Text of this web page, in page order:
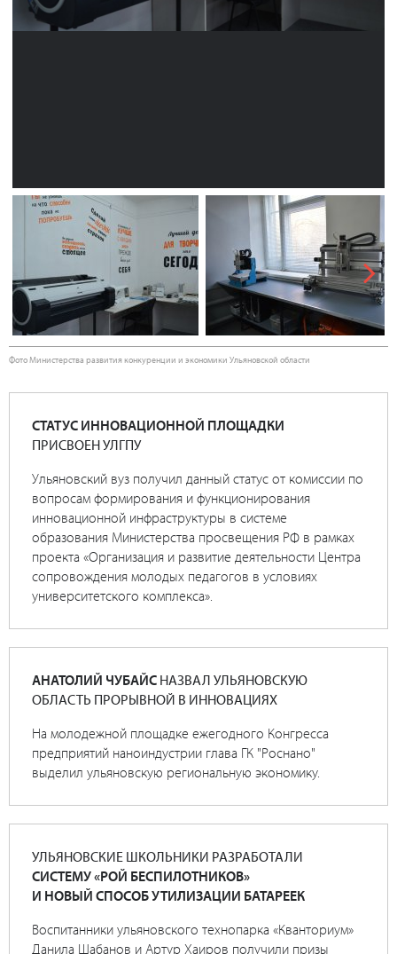
Next
Фото Министерства развития конкуренции и экономики Ульяновской области
СТАТУС ИННОВАЦИОННОЙ ПЛОЩАДКИ
ПРИСВОЕН УЛГПУ
Ульяновский вуз получил данный статус от комиссии по
вопросам формирования и функционирования
инновационной инфраструктуры в системе
образования Министерства просвещения РФ в рамках
проекта «Организация и развитие деятельности Центра
сопровождения молодых педагогов в условиях
университетского комплекса».
АНАТОЛИЙ ЧУБАЙС НАЗВАЛ УЛЬЯНОВСКУЮ
ОБЛАСТЬ ПРОРЫВНОЙ В ИННОВАЦИЯХ
На молодежной площадке ежегодного Конгресса
предприятий наноиндустрии глава ГК "Роснано"
выделил ульяновскую региональную экономику.
УЛЬЯНОВСКИЕ ШКОЛЬНИКИ РАЗРАБОТАЛИ
СИСТЕМУ «РОЙ БЕСПИЛОТНИКОВ»
И НОВЫЙ СПОСОБ УТИЛИЗАЦИИ БАТАРЕЕК
Воспитанники ульяновского технопарка «Кванториум»
Данила Шабанов и Артур Хаиров получили призы